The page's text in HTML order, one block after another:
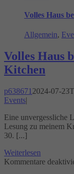
Volles Haus
Allgemein,
Volles Haus
Kitchen
p638671 2024-07-
Events|
Eine unvergessliche
Lesung zu meinem
30. [...]
Weiterlesen
Kommentare